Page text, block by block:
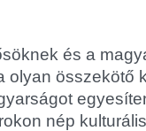
és a
olyan összekötő
nép